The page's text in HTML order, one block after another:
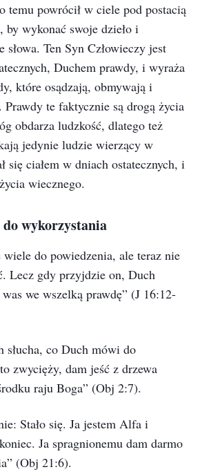
przez Boga, w: Słowo, t. 1,
Pojawienie się Boga i Jego dzieło)
jest Chrystusem, a Chrystus
przez Ducha Bożego. Ciało to
cielesnego człowieka. Różnica
nie jest z krwi i kości; On
Ma w sobie zarówno zwykłe
Jego zwykłe
wszystkie Jego zwykłe
w ciele, podczas gdy Jego
Samego Boga. Czy to Jego
boskość, jedno i drugie poddaje się
też Jego istotą jest Sam Bóg; ta
własnego dzieła, a On nie
żadnych słów, które są
wolą. Dlatego wcielony Bóg z
posłuszeństwo woli Ojca Niebieskiego, w:
t. 1, Pojawienie się Boga i Jego dzieło)
temu powrócił w ciele pod postacią
by wykonać swoje dzieło i
Ten Syn Człowieczy jest
Duchem prawdy, i wyraża
które osądzają, obmywają i
Prawdy te faktycznie są drogą życia
obdarza ludzkość, dlatego też
jedynie ludzie wierzący w
się ciałem w dniach ostatecznych, i
wiecznego.
wykorzystania
do powiedzenia, ale teraz nie
Lecz gdy przyjdzie on, Duch
we wszelką prawdę” (J 16:12-
słucha, co Duch mówi do
zwycięży, dam jeść z drzewa
raju Boga” (Obj 2:7).
Stało się. Ja jestem Alfa i
Ja spragnionemu dam darmo
(Obj 21:6).